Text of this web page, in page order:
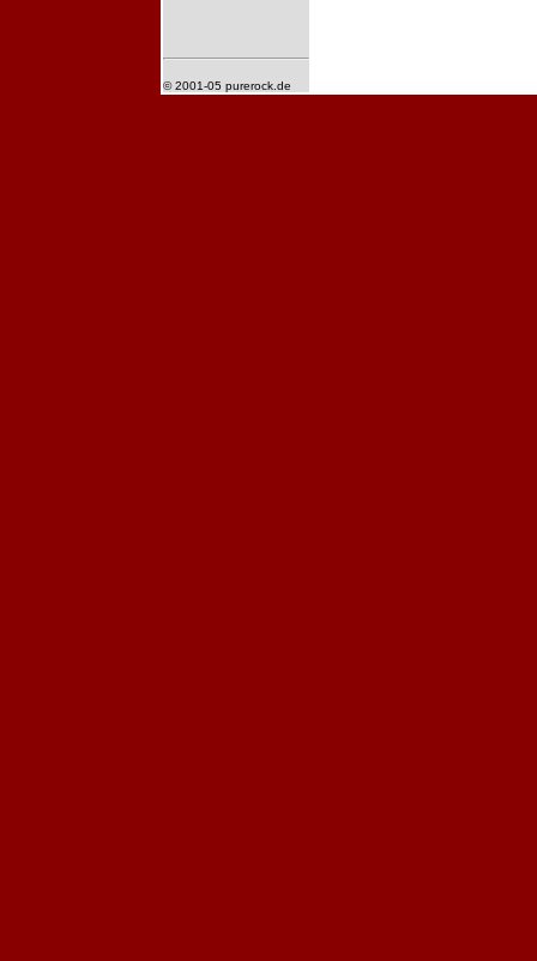
© 2001-05 purerock.de